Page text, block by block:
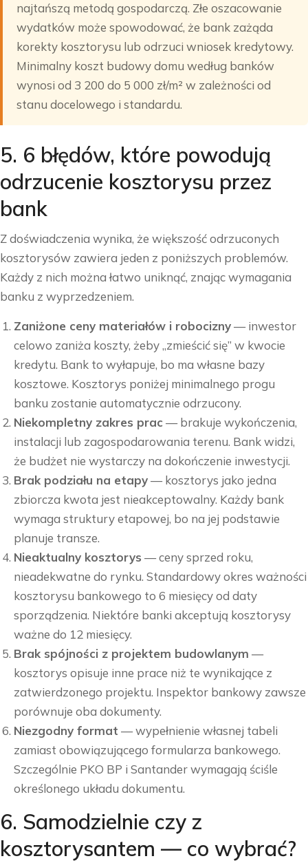
najtańszą metodą gospodarczą. Złe oszacowanie
wydatków może spowodować, że bank zażąda
korekty kosztorysu lub odrzuci wniosek kredytowy.
Minimalny koszt budowy domu według banków
wynosi od 3 200 do 5 000 zł/m² w zależności od
stanu docelowego i standardu.
5. 6 błędów, które powodują
odrzucenie kosztorysu przez
bank
Z doświadczenia wynika, że większość odrzuconych
kosztorysów zawiera jeden z poniższych problemów.
Każdy z nich można łatwo uniknąć, znając wymagania
banku z wyprzedzeniem.
Zaniżone ceny materiałów i robocizny— inwestor
celowo zaniża koszty, żeby „zmieścić się” w kwocie
kredytu. Bank to wyłapuje, bo ma własne bazy
kosztowe. Kosztorys poniżej minimalnego progu
banku zostanie automatycznie odrzucony.
Niekompletny zakres prac — brakuje wykończenia,
instalacji lub zagospodarowania terenu. Bank widzi,
że budżet nie wystarczy na dokończenie inwestycji.
Brak podziału na etapy— kosztorys jako jedna
zbiorcza kwota jest nieakceptowalny. Każdy bank
wymaga struktury etapowej, bo na jej podstawie
planuje transze.
Nieaktualny kosztorys — ceny sprzed roku,
nieadekwatne do rynku. Standardowy okres ważności
kosztorysu bankowego to 6 miesięcy od daty
sporządzenia. Niektóre banki akceptują kosztorysy
ważne do 12 miesięcy.
Brak spójności z projektem budowlanym —
kosztorys opisuje inne prace niż te wynikające z
zatwierdzonego projektu. Inspektor bankowy zawsze
porównuje oba dokumenty.
Niezgodny format — wypełnienie własnej tabeli
zamiast obowiązującego formularza bankowego.
Szczególnie PKO BP i Santander wymagają ściśle
określonego układu dokumentu.
6. Samodzielnie czy z
kosztorysantem — co wybrać?